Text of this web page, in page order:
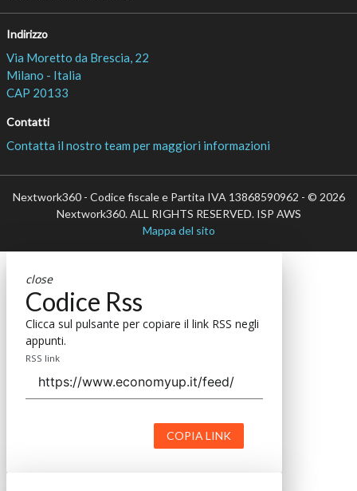
Indirizzo
Via Moretto da Brescia, 22
Milano - Italia
CAP 20133
Contatti
Contatta il nostro team per maggiori informazioni
Nextwork360 - Codice fiscale e Partita IVA 13868590962 - © 2026
Nextwork360. ALL RIGHTS RESERVED. ISP AWS
Mappa del sito
close
Codice Rss
Clicca sul pulsante per copiare il link RSS negli
appunti.
RSS link
COPIA LINK